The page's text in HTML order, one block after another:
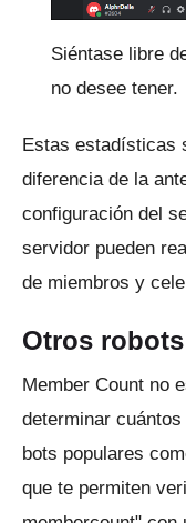
Siéntase libre
no desee tener.
Estas estadísticas
diferencia de la
configuración del
servidor pueden
de miembros y
Otros robots
Member Count no
determinar
bots populares
que te permiten